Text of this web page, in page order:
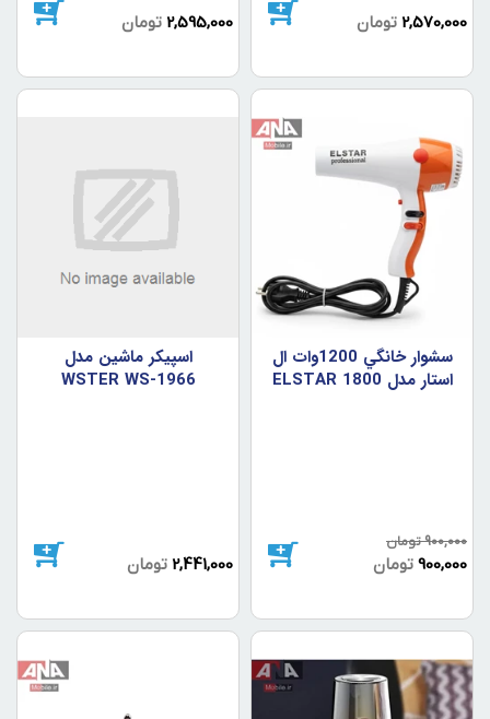
2,570,000 تومان 2,595,000 تومان
سشوار خانگي 1200وات ال
استار مدل ELSTAR 1800
900,000تومان
900,000 تومان
اسپيکر ماشين مدل
WSTER WS-1966
2,441,000 تومان